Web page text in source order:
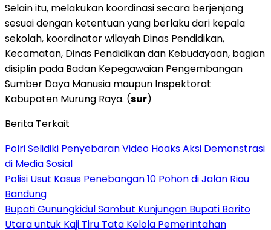
Selain itu, melakukan koordinasi secara berjenjang
sesuai dengan ketentuan yang berlaku dari kepala
sekolah, koordinator wilayah Dinas Pendidikan,
Kecamatan, Dinas Pendidikan dan Kebudayaan, bagian
disiplin pada Badan Kepegawaian Pengembangan
Sumber Daya Manusia maupun Inspektorat
Kabupaten Murung Raya. (sur)
Berita Terkait
Polri Selidiki Penyebaran Video Hoaks Aksi Demonstrasi
di Media Sosial
Polisi Usut Kasus Penebangan 10 Pohon di Jalan Riau
Bandung
Bupati Gunungkidul Sambut Kunjungan Bupati Barito
Utara untuk Kaji Tiru Tata Kelola Pemerintahan